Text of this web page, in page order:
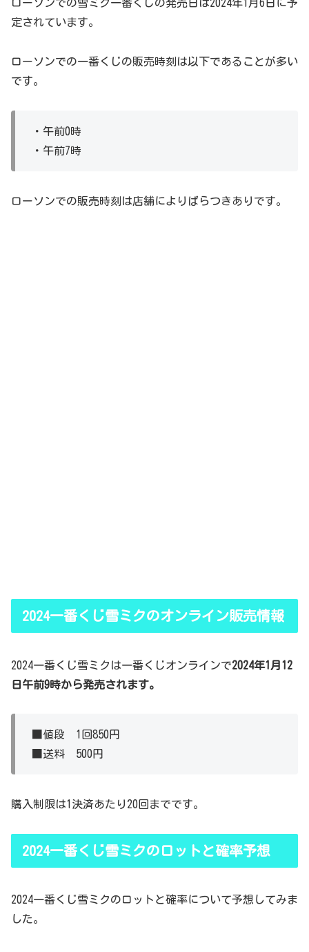
ローソンでの雪ミク一番くじの発売日は2024年1月6日に予
定されています。
ローソンでの一番くじの販売時刻は以下であることが多い
です。
・午前0時
・午前7時
ローソンでの販売時刻は店舗によりばらつきありです。
2024一番くじ雪ミクのオンライン販売情報
2024一番くじ雪ミクは一番くじオンラインで2024年1月12
日午前9時から発売されます。
■値段 1回850円
■送料 500円
購入制限は1決済あたり20回までです。
2024一番くじ雪ミクのロットと確率予想
2024一番くじ雪ミクのロットと確率について予想してみま
した。